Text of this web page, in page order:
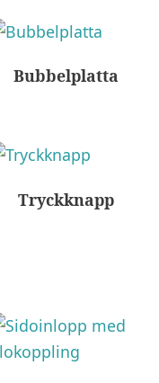
Bubbelplatta
Tryckknapp